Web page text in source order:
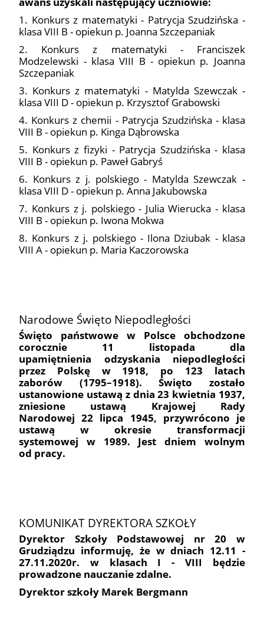
1. Konkurs z matematyki - Patrycja Szudzińska -
klasa VIII B - opiekun p. Joanna Szczepaniak
2. Konkurs z matematyki - Franciszek
Modzelewski - klasa VIII B - opiekun p. Joanna
Szczepaniak
3. Konkurs z matematyki - Matylda Szewczak -
klasa VIII D - opiekun p. Krzysztof Grabowski
4. Konkurs z chemii - Patrycja Szudzińska - klasa
VIII B - opiekun p. Kinga Dąbrowska
5. Konkurs z fizyki - Patrycja Szudzińska - klasa
VIII B - opiekun p. Paweł Gabryś
6. Konkurs z j. polskiego - Matylda Szewczak -
klasa VIII D - opiekun p. Anna Jakubowska
7. Konkurs z j. polskiego - Julia Wierucka - klasa
VIII B - opiekun p. Iwona Mokwa
8. Konkurs z j. polskiego - Ilona Dziubak - klasa
VIII A - opiekun p. Maria Kaczorowska
Narodowe Święto Niepodległości
Święto państwowe w Polsce obchodzone
corocznie 11 listopada dla
upamiętnienia odzyskania niepodległości
przez Polskę w 1918, po 123 latach
zaborów (1795–1918). Święto zostało
ustanowione ustawą z dnia 23 kwietnia 1937,
zniesione ustawą Krajowej Rady
Narodowej 22 lipca 1945, przywrócono je
ustawą w okresie transformacji
systemowej w 1989. Jest dniem wolnym
od pracy.
KOMUNIKAT DYREKTORA SZKOŁY
Dyrektor Szkoły Podstawowej nr 20 w
Grudziądzu informuję, że w dniach 12.11 -
27.11.2020r. w klasach I - VIII będzie
prowadzone nauczanie zdalne.
Dyrektor szkoły Marek Bergmann